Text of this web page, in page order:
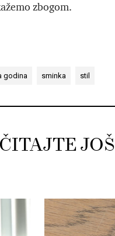
zbogom.
godina sminka stil
JOŠ